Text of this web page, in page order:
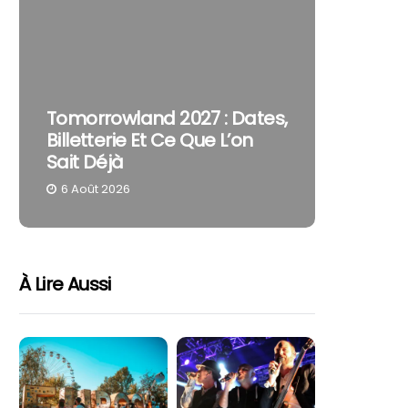
Tomorrowland 2027 : Dates,
Billetterie Et Ce Que L’on
Sait Déjà
6 Août 2026
À Lire Aussi